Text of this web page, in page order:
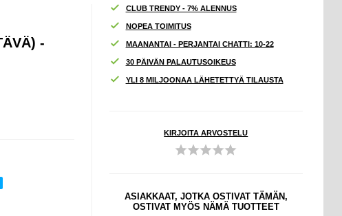
-
CLUB TRENDY - 7% ALENNUS
NOPEA TOIMITUS
MAANANTAI - PERJANTAI CHATTI: 10-22
30 PÄIVÄN PALAUTUSOIKEUS
YLI 8 MILJOONAA LÄHETETTYÄ TILAUSTA
KIRJOITA ARVOSTELU
ASIAKKAAT, JOTKA OSTIVAT TÄMÄN,
OSTIVAT MYÖS NÄMÄ TUOTTEET